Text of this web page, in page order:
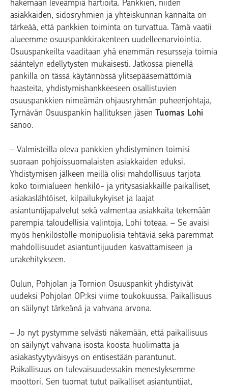
hakemaan leveämpiä hartioita. Pankkien, niiden
asiakkaiden, sidosryhmien ja yhteiskunnan kannalta on
tärkeää, että pankkien toiminta on turvattua. Tämä vaatii
alueemme osuuspankkirakenteen uudelleenarviointia.
Osuuspankeilta vaaditaan yhä enemmän resursseja toimia
sääntelyn edellytysten mukaisesti. Jatkossa pienellä
pankilla on tässä käytännössä ylitsepääsemättömiä
haasteita, yhdistymishankkeeseen osallistuvien
osuuspankkien nimeämän ohjausryhmän puheenjohtaja,
Tyrnävän Osuuspankin hallituksen jäsen Tuomas Lohi
sanoo.
– Valmisteilla oleva pankkien yhdistyminen toimisi
suoraan pohjoissuomalaisten asiakkaiden eduksi.
Yhdistymisen jälkeen meillä olisi mahdollisuus tarjota
koko toimialueen henkilö- ja yritysasiakkaille paikalliset,
asiakaslähtöiset, kilpailukykyiset ja laajat
asiantuntijapalvelut sekä valmentaa asiakkaita tekemään
parempia taloudellisia valintoja, Lohi toteaa. – Se avaisi
myös henkilöstölle monipuolisia tehtäviä sekä paremmat
mahdollisuudet asiantuntijuuden kasvattamiseen ja
urakehitykseen.
Oulun, Pohjolan ja Tornion Osuuspankit yhdistyivät
uudeksi Pohjolan OP:ksi viime toukokuussa. Paikallisuus
on säilynyt tärkeänä ja vahvana arvona.
– Jo nyt pystymme selvästi näkemään, että paikallisuus
on säilynyt vahvana isosta koosta huolimatta ja
asiakastyytyväisyys on entisestään parantunut.
Paikallisuus on tulevaisuudessakin menestyksemme
moottori. Sen tuomat tutut paikalliset asiantuntijat,